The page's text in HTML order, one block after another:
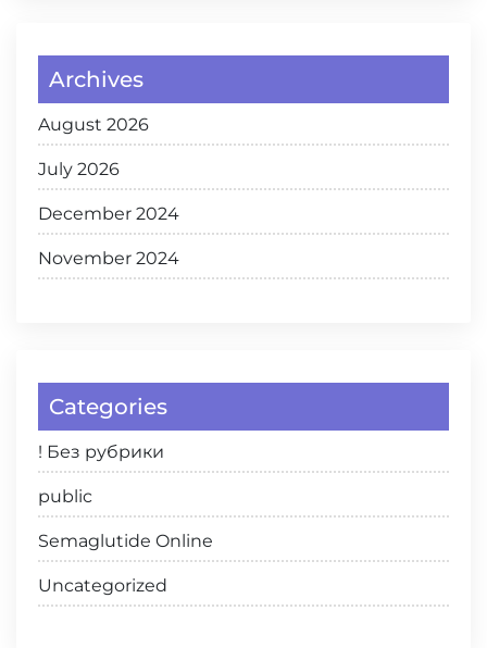
Archives
August 2026
July 2026
December 2024
November 2024
Categories
! Без рубрики
public
Semaglutide Online
Uncategorized